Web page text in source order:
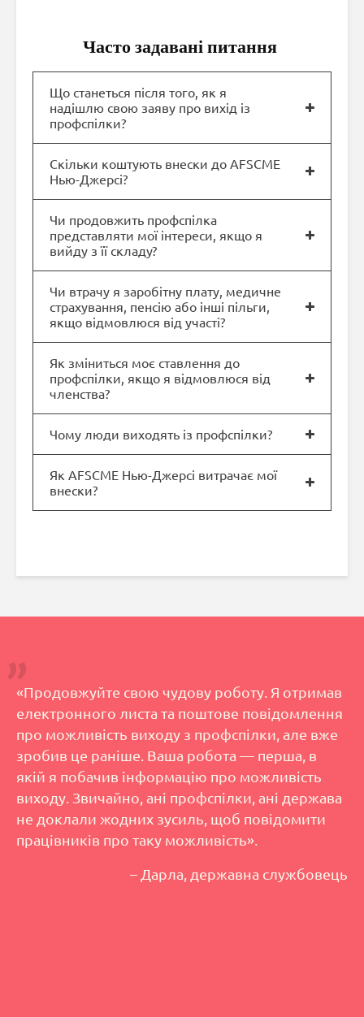
Часто задавані питання
Що станеться після того, як я
надішлю свою заяву про вихід із
профспілки?
Скільки коштують внески до AFSCME
Нью-Джерсі?
Чи продовжить профспілка
представляти мої інтереси, якщо я
вийду з її складу?
Чи втрачу я заробітну плату, медичне
страхування, пенсію або інші пільги,
якщо відмовлюся від участі?
Як зміниться моє ставлення до
профспілки, якщо я відмовлюся від
членства?
Чому люди виходять із профспілки?
Як AFSCME Нью-Джерсі витрачає мої
внески?
«Продовжуйте свою чудову роботу. Я отримав
електронного листа та поштове повідомлення
про можливість виходу з профспілки, але вже
зробив це раніше. Ваша робота — перша, в
якій я побачив інформацію про можливість
виходу. Звичайно, ані профспілки, ані держава
не доклали жодних зусиль, щоб повідомити
працівників про таку можливість».
– Дарла, державна службовець